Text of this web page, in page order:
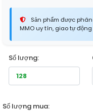
Sản phẩm được
MMO uy tín, giao tự động
Số lượng:
Số lượng mua: